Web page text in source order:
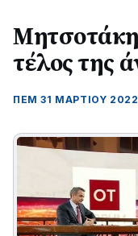
τέλος της
ΠΕΜ 31 ΜΑΡΤΊΟΥ 2022